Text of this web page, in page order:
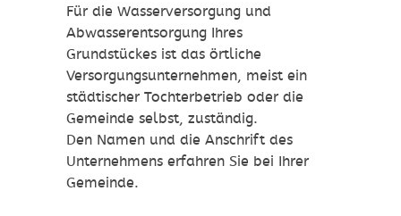
Für die Wasserversorgung und
Abwasserentsorgung Ihres
Grundstückes ist das örtliche
Versorgungsunternehmen, meist ein
städtischer Tochterbetrieb oder die
Gemeinde selbst, zuständig.
Den Namen und die Anschrift des
Unternehmens erfahren Sie bei Ihrer
Gemeinde.